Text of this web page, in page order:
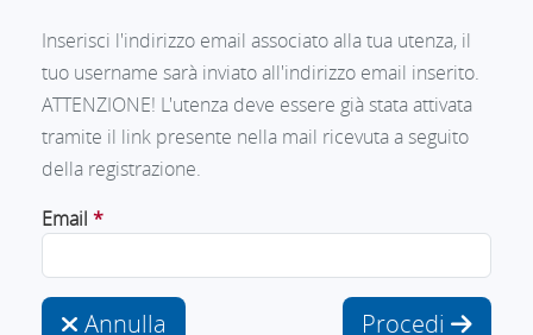
Inserisci l'indirizzo email associato alla tua utenza, il
tuo username sarà inviato all'indirizzo email inserito.
ATTENZIONE! L'utenza deve essere già stata attivata
tramite il link presente nella mail ricevuta a seguito
della registrazione.
Inserisci l'indirizzo email
Email *
Annulla Procedi